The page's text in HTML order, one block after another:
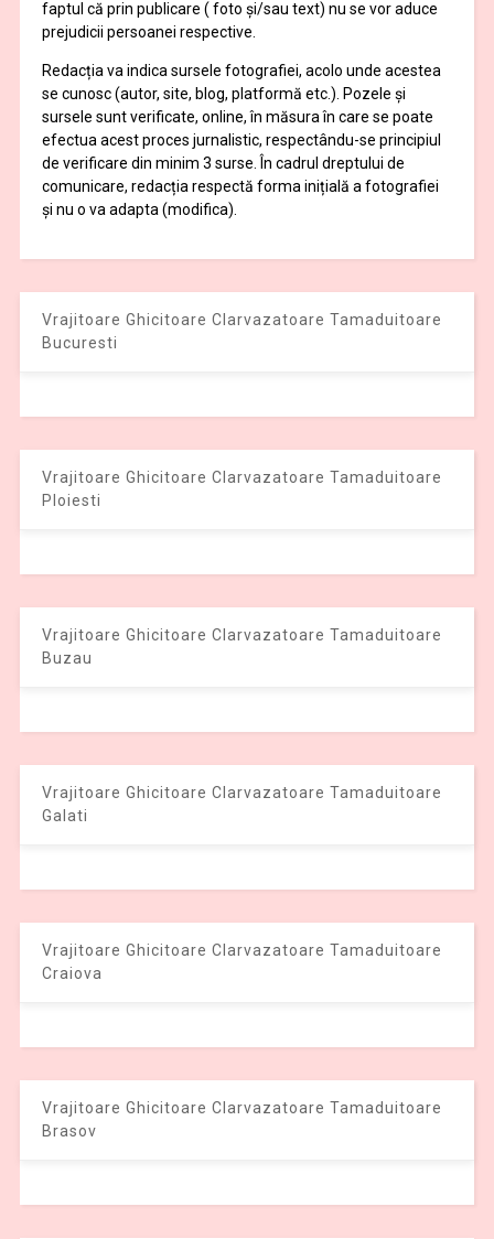
faptul că prin publicare ( foto și/sau text) nu se vor aduce
prejudicii persoanei respective.
Redacția va indica sursele fotografiei, acolo unde acestea
se cunosc (autor, site, blog, platformă etc.). Pozele și
sursele sunt verificate, online, în măsura în care se poate
efectua acest proces jurnalistic, respectându-se principiul
de verificare din minim 3 surse. În cadrul dreptului de
comunicare, redacția respectă forma inițială a fotografiei
și nu o va adapta (modifica).
Vrajitoare Ghicitoare Clarvazatoare Tamaduitoare
Bucuresti
Vrajitoare Ghicitoare Clarvazatoare Tamaduitoare
Ploiesti
Vrajitoare Ghicitoare Clarvazatoare Tamaduitoare
Buzau
Vrajitoare Ghicitoare Clarvazatoare Tamaduitoare
Galati
Vrajitoare Ghicitoare Clarvazatoare Tamaduitoare
Craiova
Vrajitoare Ghicitoare Clarvazatoare Tamaduitoare
Brasov